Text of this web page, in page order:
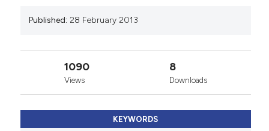
Published: 28 February 2013
1090
Views
8
Downloads
KEYWORDS